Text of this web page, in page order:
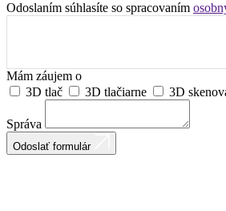
Odoslaním súhlasíte so spracovaním
Mám záujem o
3D tlač
3D tlačiarne 3D
Správa
Odoslať formulár